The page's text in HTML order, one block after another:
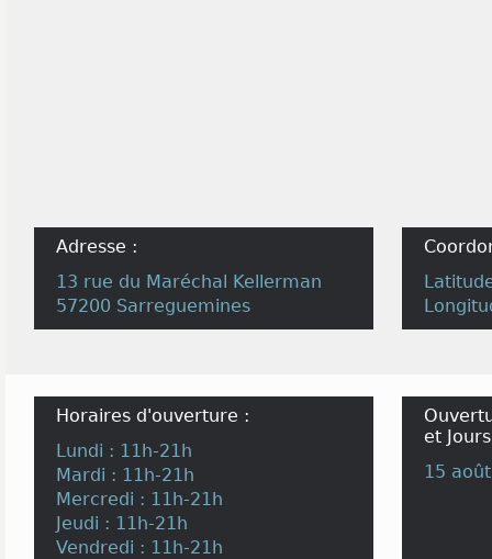
Adresse :
13 rue du Maréchal Kellerman
57200 Sarreguemines
Horaires d'ouverture :
Lundi : 11h-21h
Mardi : 11h-21h
Mercredi : 11h-21h
Jeudi : 11h-21h
Vendredi : 11h-21h
et
15 août